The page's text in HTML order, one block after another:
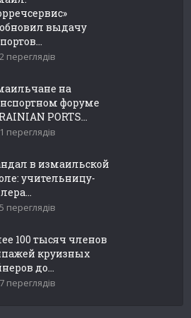
выдачу
переглядів
на
форуме
PORTS...
переглядів
в измаильской
учительницу-
переглядів
100 тысяч членов
круизных
до...
переглядів